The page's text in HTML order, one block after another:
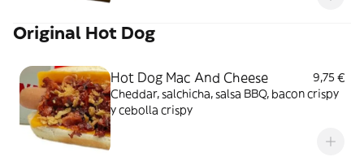
Original Hot Dog
Hot Dog Mac And Cheese
9,75 €
Cheddar, salchicha, salsa BBQ, bacon crispy
y cebolla crispy